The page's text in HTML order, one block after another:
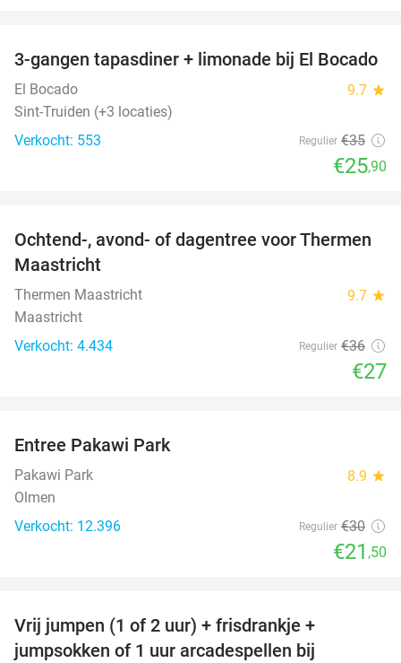
26%
3-gangen tapasdiner + limonade bij El Bocado
El Bocado 9.7 star
Sint-Truiden (+3 locaties)
Verkocht: 553
Regulier €35
€25,90
25%
Ochtend-, avond- of dagentree voor Thermen
Maastricht
Thermen Maastricht 9.7 star
Maastricht
Verkocht: 4.434
Regulier €36
€27
Entree Pakawi Park
Pakawi Park 8.9 star
Olmen
Verkocht: 12.396
Regulier €30
€21 ,50
Vrij jumpen (1 of 2 uur) + frisdrankje +
jumpsokken of 1 uur arcadespellen bij